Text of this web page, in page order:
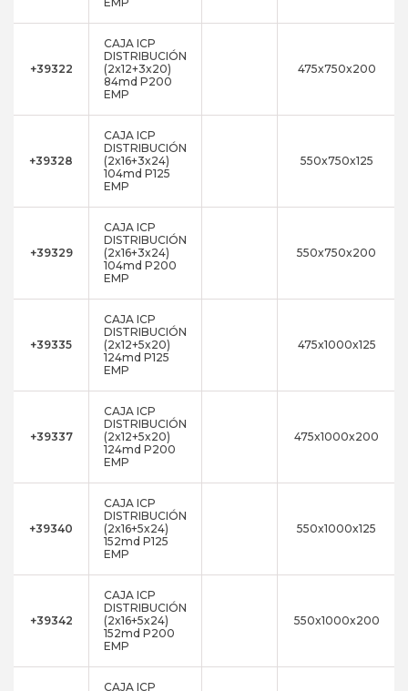
+39322
CAJA ICP
DISTRIBUCIÓN
(2x12+3x20)
84md P200
EMP
475x750x200
+39328
CAJA ICP
DISTRIBUCIÓN
(2x16+3x24)
104md P125
EMP
550x750x125
+39329
CAJA ICP
DISTRIBUCIÓN
(2x16+3x24)
104md P200
EMP
550x750x200
+39335
CAJA ICP
DISTRIBUCIÓN
(2x12+5x20)
124md P125
EMP
475x1000x125
+39337
CAJA ICP
DISTRIBUCIÓN
(2x12+5x20)
124md P200
EMP
475x1000x200
+39340
CAJA ICP
DISTRIBUCIÓN
(2x16+5x24)
152md P125
EMP
550x1000x125
+39342
CAJA ICP
DISTRIBUCIÓN
(2x16+5x24)
152md P200
EMP
550x1000x200
CAJA ICP